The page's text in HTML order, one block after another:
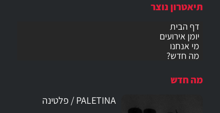
תיאטרון נוצר
דף הבית
יומן אירועים
מי אנחנו
מה חדש?
מה חדש
PALETINA / פלטינה